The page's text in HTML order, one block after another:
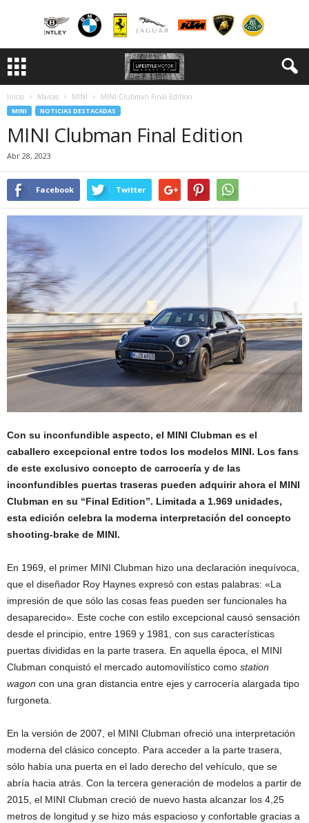
Inicio Marcas MINI MINI Clubman Final Edition
MINI NOTICIAS DESTACADAS
MINI Clubman Final Edition
Abr 28, 2023
Facebook Twitter
Con su inconfundible aspecto, el MINI Clubman es el
caballero excepcional entre todos los modelos MINI. Los fans
de este exclusivo concepto de carrocería y de las
inconfundibles puertas traseras pueden adquirir ahora el MINI
Clubman en su “Final Edition”. Limitada a 1.969 unidades,
esta edición celebra la moderna interpretación del concepto
shooting-brake de MINI.
En 1969, el primer MINI Clubman hizo una declaración inequívoca,
que el diseñador Roy Haynes expresó con estas palabras: «La
impresión de que sólo las cosas feas pueden ser funcionales ha
desaparecido». Este coche con estilo excepcional causó sensación
desde el principio, entre 1969 y 1981, con sus características
puertas divididas en la parte trasera. En aquella época, el MINI
Clubman conquistó el mercado automovilístico como station
wagon con una gran distancia entre ejes y carrocería alargada tipo
furgoneta.
En la versión de 2007, el MINI Clubman ofreció una interpretación
moderna del clásico concepto. Para acceder a la parte trasera,
sólo había una puerta en el lado derecho del vehículo, que se
abría hacia atrás. Con la tercera generación de modelos a partir de
2015, el MINI Clubman creció de nuevo hasta alcanzar los 4,25
metros de longitud y se hizo más espacioso y confortable gracias a